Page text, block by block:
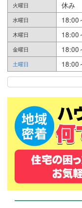
火曜日 休み
水曜日 18:00
木曜日 18:00
金曜日 18:00
土曜日 18:00